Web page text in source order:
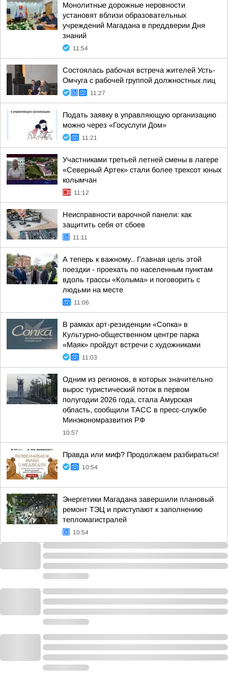
Монолитные дорожные неровности
установят вблизи образовательных
учреждений Магадана в преддверии Дня
знаний
11:54
Состоялась рабочая встреча жителей Усть-
Омчуга с рабочей группой должностных лиц
11:27
Подать заявку в управляющую организацию
можно через «Госуслуги Дом»
11:21
Участниками третьей летней смены в лагере
«Северный Артек» стали более трехсот юных
колымчан
11:12
Неисправности варочной панели: как
защитить себя от сбоев
11:11
А теперь к важному.. Главная цель этой
поездки - проехать по населенным пунктам
вдоль трассы «Колыма» и поговорить с
людьми на месте
11:06
В рамках арт-резиденции «Сопка» в
Культурно-общественном центре парка
«Маяк» пройдут встречи с художниками
11:03
Одним из регионов, в которых значительно
вырос туристический поток в первом
полугодии 2026 года, стала Амурская
область, сообщили ТАСС в пресс-службе
Минэкономразвития РФ
10:57
Правда или миф? Продолжаем разбираться!
10:54
Энергетики Магадана завершили плановый
ремонт ТЭЦ и приступают к заполнению
тепломагистралей
10:54